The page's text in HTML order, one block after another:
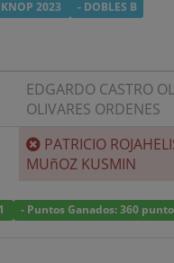
2023 - DOBLES B
EDGARDO CASTRO
OLIVARES ORDENES
PATRICIO
MUñOZ KUSMIN
- Puntos Ganados: 360